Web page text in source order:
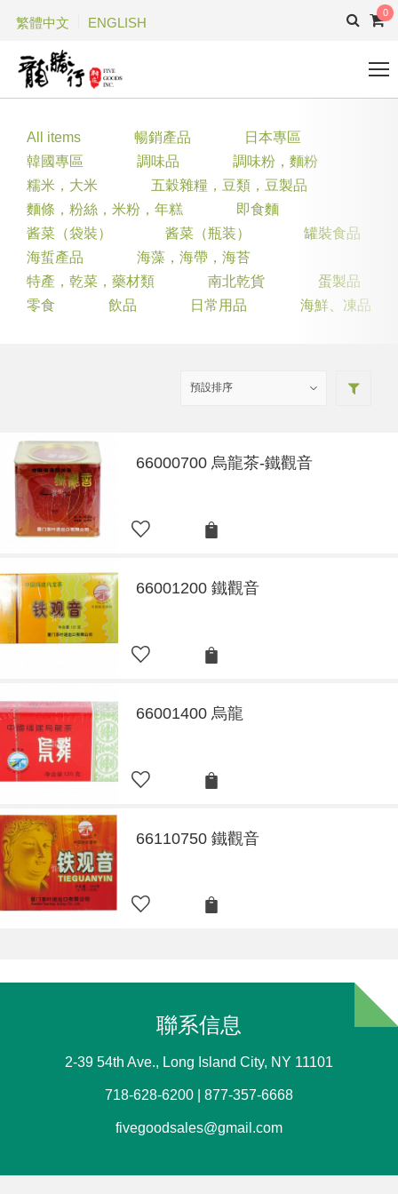
繁體中文 ENGLISH
0
All items 暢銷產品
日本專區
韓國專區
調味品
調味粉，麵粉
糯米，大米
五穀雜糧，豆類，豆製品
麵條，粉絲，米粉，年糕
即食麵
酱菜（袋裝）
酱菜（瓶装）
罐裝食品
海蜇產品
海藻，海帶，海苔
特產，乾菜，藥材類
南北乾貨
蛋製品
零食
飲品 日常用品 海鮮、凍品
66000700 烏龍茶-鐵觀音
66001200 鐵觀音
66001400 烏龍
66110750 鐵觀音
聯系信息
2-39 54th Ave., Long Island City, NY 11101
718-628-6200 | 877-357-6668
fivegoodsales@gmail.com